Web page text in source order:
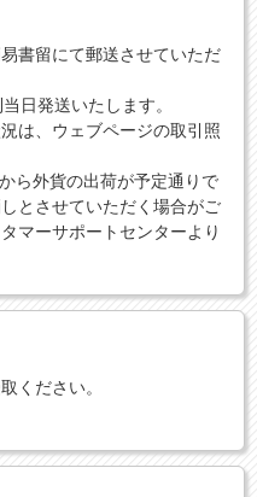
書留にて郵送させていただ
日発送いたします。
は、ウェブページの取引照
ら外貨の出荷が予定通りで
とさせていただく場合がご
マーサポートセンターより
ください。